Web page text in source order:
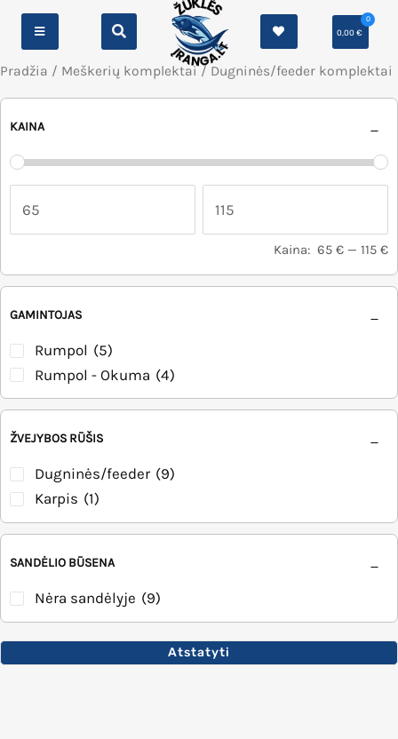
0,00€
0
Pradžia / Meškerių komplektai/ Dugninės/feeder komplektai
KAINA
Kaina: 65 € — 115 €
GAMINTOJAS
Rumpol (5)
Rumpol - Okuma (4)
ŽVEJYBOS RŪŠIS
Dugninės/feeder (9)
Karpis (1)
SANDĖLIO BŪSENA
Nėra sandėlyje (9)
Atstatyti